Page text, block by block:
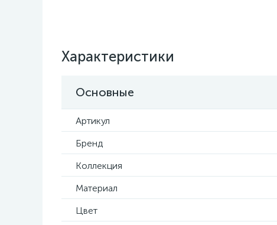
Характеристики
Основные
Артикул
Бренд
Коллекция
Материал
Цвет